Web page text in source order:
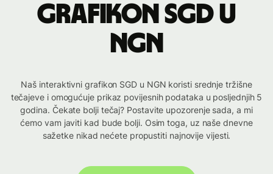
Grafikon SGD u
NGN
Naš interaktivni grafikon SGD u NGN koristi srednje tržišne
tečajeve i omogućuje prikaz povijesnih podataka u posljednjih 5
godina. Čekate bolji tečaj? Postavite upozorenje sada, a mi
ćemo vam javiti kad bude bolji. Osim toga, uz naše dnevne
sažetke nikad nećete propustiti najnovije vijesti.